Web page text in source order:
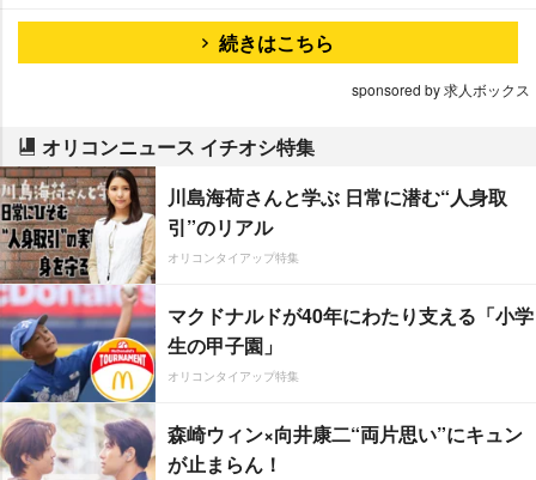
続きはこちら
sponsored by 求人ボックス
オリコンニュース イチオシ特集
川島海荷さんと学ぶ 日常に潜む“人身取
引”のリアル
オリコンタイアップ特集
マクドナルドが40年にわたり支える「小学
生の甲子園」
オリコンタイアップ特集
森崎ウィン×向井康二“両片思い”にキュン
が止まらん！